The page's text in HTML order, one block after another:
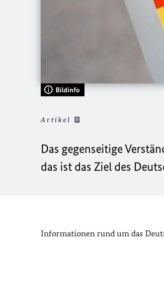
Bildinfo
Artikel
Das gegenseitige
das ist das Ziel des
Informationen rund um das